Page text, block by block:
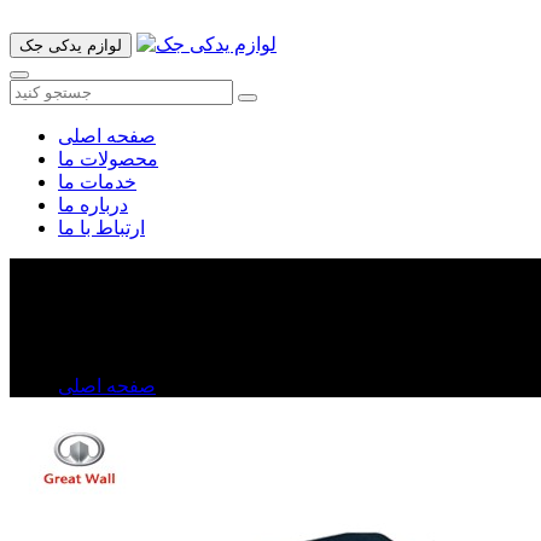
لوازم یدکی جک
صفحه اصلی
محصولات ما
خدمات ما
درباره ما
ارتباط با ما
صفحه اصلی